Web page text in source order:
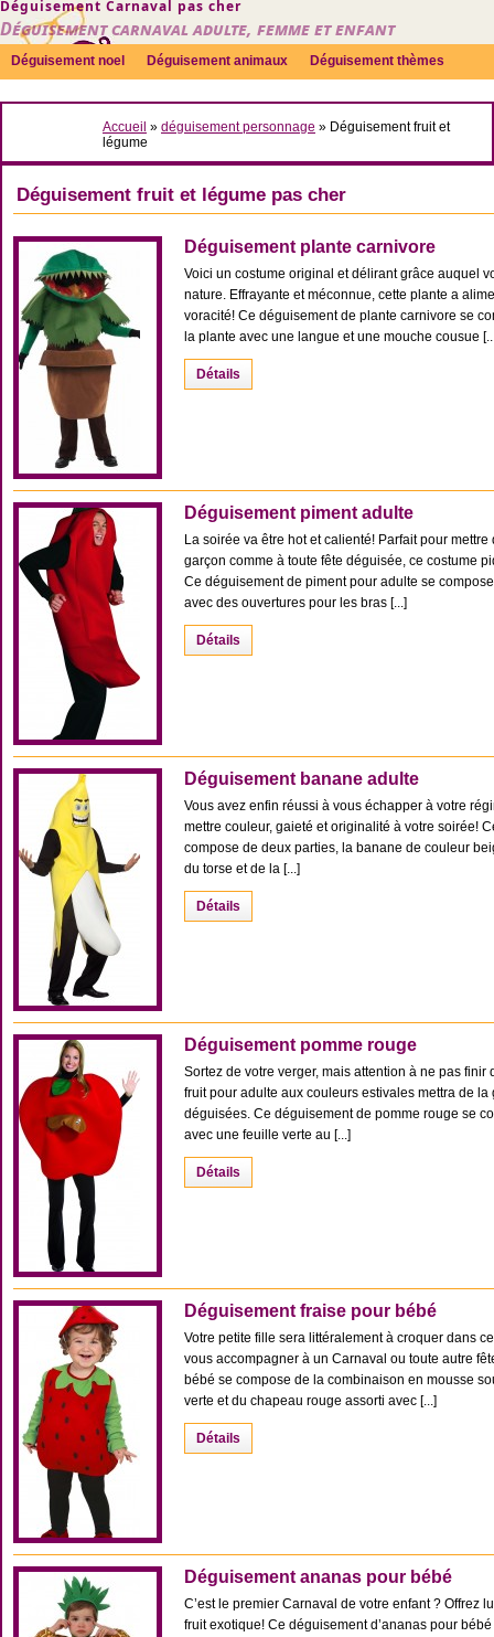
Déguisement Carnaval pas cher
Déguisement carnaval adulte, femme et enfant
Déguisement noel Déguisement animaux Déguisement thèmes
Sexy Déguisement couple Déguisements par genre Idées
Accueil » déguisement personnage » Déguisement fruit et
légume
Déguisement fruit et légume pas cher
Déguisement plante carnivore
Voici un costume original et délirant grâce auquel
nature. Effrayante et méconnue, cette plante a
voracité! Ce déguisement de plante carnivore se
la plante avec une langue et une mouche cousue
Détails
Déguisement piment adulte
La soirée va être hot et calienté! Parfait pour
garçon comme à toute fête déguisée, ce costume
Ce déguisement de piment pour adulte se
avec des ouvertures pour les bras [...]
Détails
Déguisement banane adulte
Vous avez enfin réussi à vous échapper à votre
mettre couleur, gaieté et originalité à votre soirée!
compose de deux parties, la banane de couleur
du torse et de la [...]
Détails
Déguisement pomme rouge
Sortez de votre verger, mais attention à ne pas
fruit pour adulte aux couleurs estivales mettra de la
déguisées. Ce déguisement de pomme rouge se
avec une feuille verte au [...]
Détails
Déguisement fraise pour bébé
Votre petite fille sera littéralement à croquer dans
vous accompagner à un Carnaval ou toute autre
bébé se compose de la combinaison en mousse
verte et du chapeau rouge assorti avec [...]
Détails
Déguisement ananas pour bébé
C’est le premier Carnaval de votre enfant ? Offrez
fruit exotique! Ce déguisement d’ananas pour